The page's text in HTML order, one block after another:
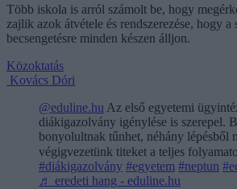
Több iskola is arról számolt be, hogy
zajlik azok átvétele és rendszerezése, hogy a
becsengetésre minden készen álljon.
Közoktatás
Kovács Dóri
@eduline.hu Az első egyetemi
diákigazolvány igénylése is szerepel.
bonyolultnak tűnhet, néhány lépésből
végigvezetünk titeket a teljes
#diákigazolvány #egyetem #neptun
♬ eredeti hang - eduline.hu